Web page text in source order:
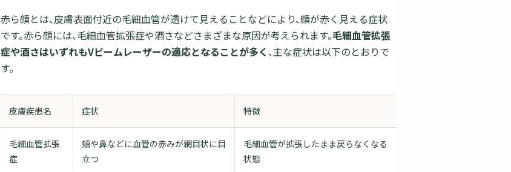
赤ら顔とは、皮膚表面付近の毛細血管が透けて見えることなどにより、顔が赤く見える症状
です。赤ら顔には、毛細血管拡張症や酒さなどさまざまな原因が考えられます。毛細血管拡張
症や酒さはいずれもVビームレーザーの適応となることが多く 、主な症状は以下のとおりで
す。
皮膚疾患名 症状 特徴
毛細血管拡張
症
頬や鼻などに血管の赤みが網目状に目
立つ
毛細血管が拡張したまま戻らなくなる
状態